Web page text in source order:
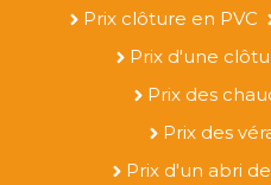
Prix clôture en PVC
Prix d'une
Prix des
Prix des
Prix d'un abri